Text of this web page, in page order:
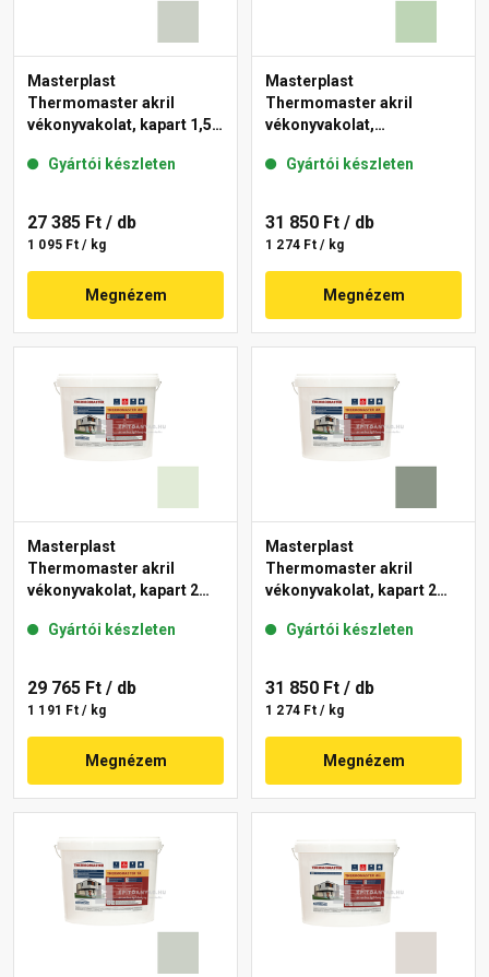
Masterplast
Thermomaster akril
vékonyvakolat, kapart 1,5
Gyártói készleten
27 385 Ft / db
1 095 Ft / kg
Megnézem
Masterplast
Thermomaster akril
vékonyvakolat,
41-D 25 kg
Gyártói készleten
31 850 Ft / db
1 274 Ft / kg
Megnézem
Masterplast
Thermomaster akril
vékonyvakolat, kapart 2
Gyártói készleten
29 765 Ft / db
1 191 Ft / kg
Megnézem
Masterplast
Thermomaster akril
vékonyvakolat, kapart 2
Gyártói készleten
31 850 Ft / db
1 274 Ft / kg
Megnézem